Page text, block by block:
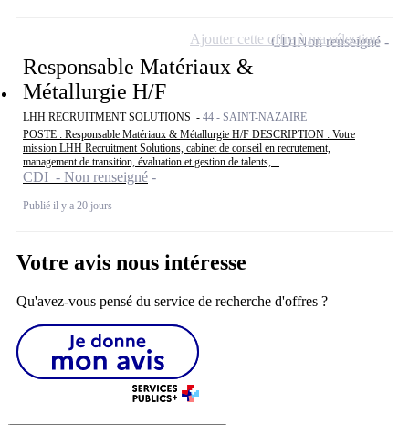
Responsable Matériaux &
Métallurgie H/F
LHH RECRUITMENT SOLUTIONS - 44 - SAINT-NAZAIRE
POSTE : Responsable Matériaux & Métallurgie H/F DESCRIPTION : Votre
mission LHH Recruitment Solutions, cabinet de conseil en recrutement,
management de transition, évaluation et gestion de talents,...
CDI - Non renseigné
Publié il y a 20 jours
CDINon renseigné
Ajouter cette offre à ma sélection
Votre avis nous intéresse
Qu'avez-vous pensé du service de recherche d'offres ?